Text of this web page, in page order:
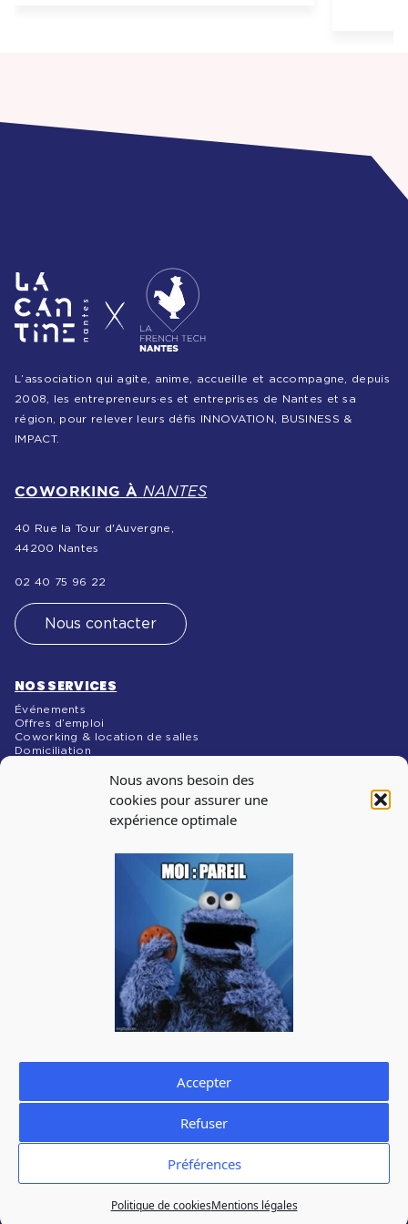
Nous avons besoin des
cookies pour assurer une
expérience optimale
Accepter
Refuser
Préférences
Politique de cookiesMentions légales
L’association qui agite, anime, accueille et accompagne, depuis
2008, les entrepreneurs·es et entreprises de Nantes et sa
région, pour relever leurs défis INNOVATION, BUSINESS &
IMPACT.
COWORKING À NANTES
40 Rue la Tour d'Auvergne,
44200 Nantes
02 40 75 96 22
Nous contacter
NOS SERVICES
Événements
Offres d’emploi
Coworking & location de salles
Domiciliation
Abonnez-vous à notre newsletter pour recevoir les infos
sur les évènements, les offres d’emploi
J'accepte de recevoir la newsletter de La Cantine et je prends
connaissance de lapolitique de confidentialité.
Vous pouvez à tout moment utiliser le lien de désabonnement
Politique de confidentialité
Politique de cookies